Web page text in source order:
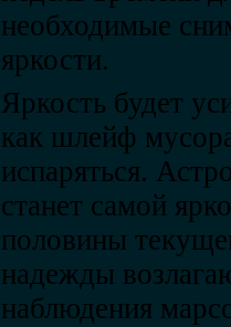
необходимые
яркости.
Яркость будет
как шлейф
испаряться.
станет самой
половины
надежды
наблюдения